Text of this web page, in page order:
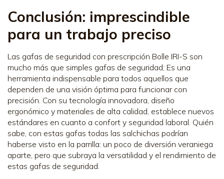
Conclusión: imprescindible
para un trabajo preciso
Las gafas de seguridad con prescripción Bolle IRI-S son
mucho más que simples gafas de seguridad; Es una
herramienta indispensable para todos aquellos que
dependen de una visión óptima para funcionar con
precisión. Con su tecnología innovadora, diseño
ergonómico y materiales de alta calidad, establece nuevos
estándares en cuanto a confort y seguridad laboral. Quién
sabe, con estas gafas todas las salchichas podrían
haberse visto en la parrilla: un poco de diversión veraniega
aparte, pero que subraya la versatilidad y el rendimiento de
estas gafas de seguridad.